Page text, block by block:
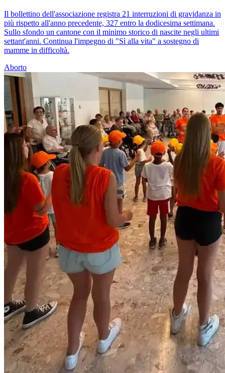
Il bollettino dell'associazione registra 21 interruzioni di gravidanza in
più rispetto all'anno precedente, 327 entro la dodicesima settimana.
Sullo sfondo un cantone con il minimo storico di nascite negli ultimi
settant'anni. Continua l'impegno di "Sì alla vita" a sostegno di
mamme in difficoltà.
Aborto